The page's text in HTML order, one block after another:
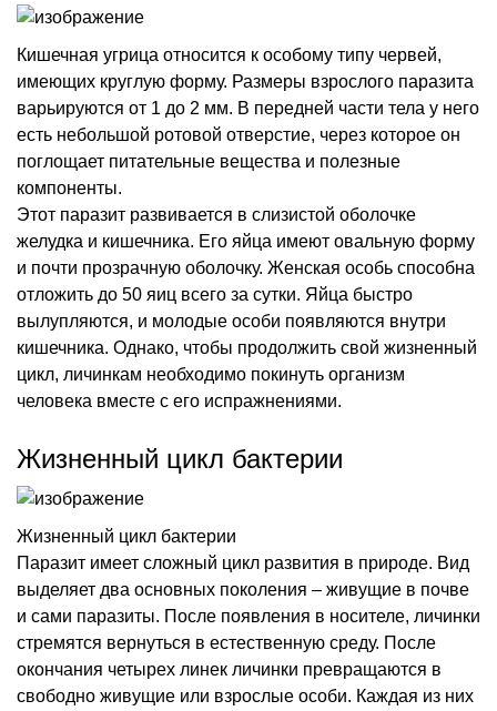
Кишечная угрица относится к особому типу червей,
имеющих круглую форму. Размеры взрослого паразита
варьируются от 1 до 2 мм. В передней части тела у него
есть небольшой ротовой отверстие, через которое он
поглощает питательные вещества и полезные
компоненты.
Этот паразит развивается в слизистой оболочке
желудка и кишечника. Его яйца имеют овальную форму
и почти прозрачную оболочку. Женская особь способна
отложить до 50 яиц всего за сутки. Яйца быстро
вылупляются, и молодые особи появляются внутри
кишечника. Однако, чтобы продолжить свой жизненный
цикл, личинкам необходимо покинуть организм
человека вместе с его испражнениями.
Жизненный цикл бактерии
Жизненный цикл бактерии
Паразит имеет сложный цикл развития в природе. Вид
выделяет два основных поколения – живущие в почве
и сами паразиты. После появления в носителе, личинки
стремятся вернуться в естественную среду. После
окончания четырех линек личинки превращаются в
свободно живущие или взрослые особи. Каждая из них